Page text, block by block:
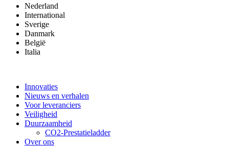
Nederland
International
Sverige
Danmark
België
Italia
Innovaties
Nieuws en verhalen
Voor leveranciers
Veiligheid
Duurzaamheid
CO2-Prestatieladder
Over ons